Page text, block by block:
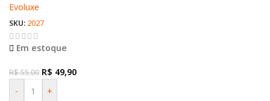
Evoluxe
SKU: 2027
Em estoque
R$55,00 R$ 49,90
-
+